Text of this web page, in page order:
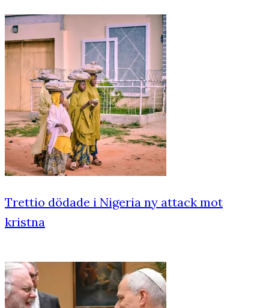
Trettio dödade i Nigeria ny attack mot
kristna